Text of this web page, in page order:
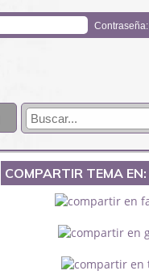
Contraseña:
COMPARTIR TEMA EN: